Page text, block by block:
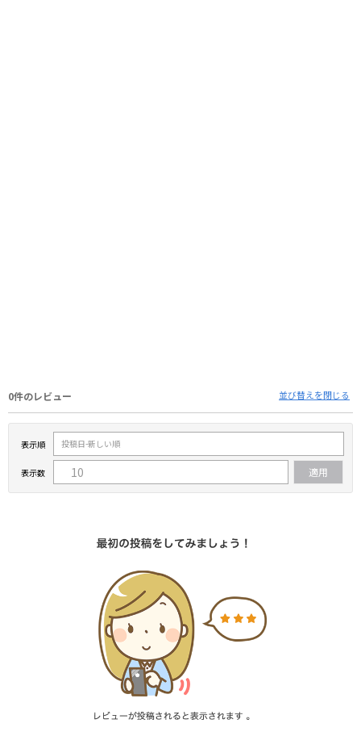
0件のレビュー 並び替えを閉じる
表示順
表示数